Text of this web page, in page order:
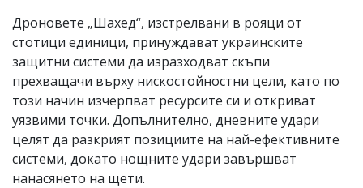
Дроновете „Шахед“, изстрелвани в рояци от
стотици единици, принуждават украинските
защитни системи да изразходват скъпи
прехващачи върху нискостойностни цели, като по
този начин изчерпват ресурсите си и откриват
уязвими точки. Допълнително, дневните удари
целят да разкрият позициите на най-ефективните
системи, докато нощните удари завършват
нанасянето на щети.